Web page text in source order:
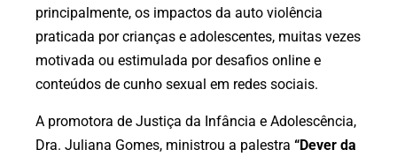
principalmente, os impactos da auto violência
praticada por crianças e adolescentes, muitas vezes
motivada ou estimulada por desafios online e
conteúdos de cunho sexual em redes sociais.
A promotora de Justiça da Infância e Adolescência,
Dra. Juliana Gomes, ministrou a palestra “Dever da